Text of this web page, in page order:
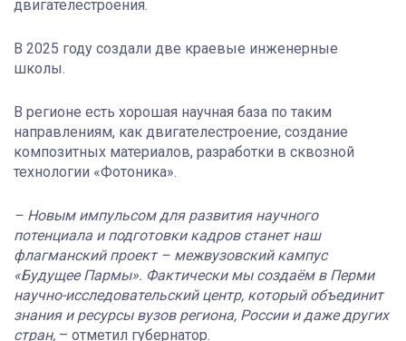
двигателестроения.
В 2025 году создали две краевые инженерные
школы.
В регионе есть хорошая научная база по таким
направлениям, как двигателестроение, создание
композитных материалов, разработки в сквозной
технологии «Фотоника».
– Новым импульсом для развития научного
потенциала и подготовки кадров станет наш
флагманский проект – межвузовский кампус
«Будущее Пармы». Фактически мы создаём в Перми
научно-исследовательский центр, который объединит
знания и ресурсы вузов региона, России и даже других
стран, – отметил губернатор.